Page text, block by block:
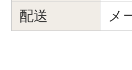
配送
メ